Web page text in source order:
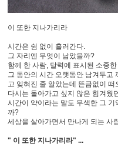
이 또한 지나가리라
시간은 쉼 없이 흘러간다.
그 자리엔 무엇이 남았을까?
함께 한 사람, 달력에 표시된 소중
그 동안의 시간 오랫동안 남겨두고
고 잊혀진 줄 알았는데 뜬금없이
다시는 돌아가고 싶지 않은 힘겨웠
시간이 약이라는 말도 무색한 그
까?
세상을 살아가면서 만나게 되는 사
" 이 또한 지나가리라" ...